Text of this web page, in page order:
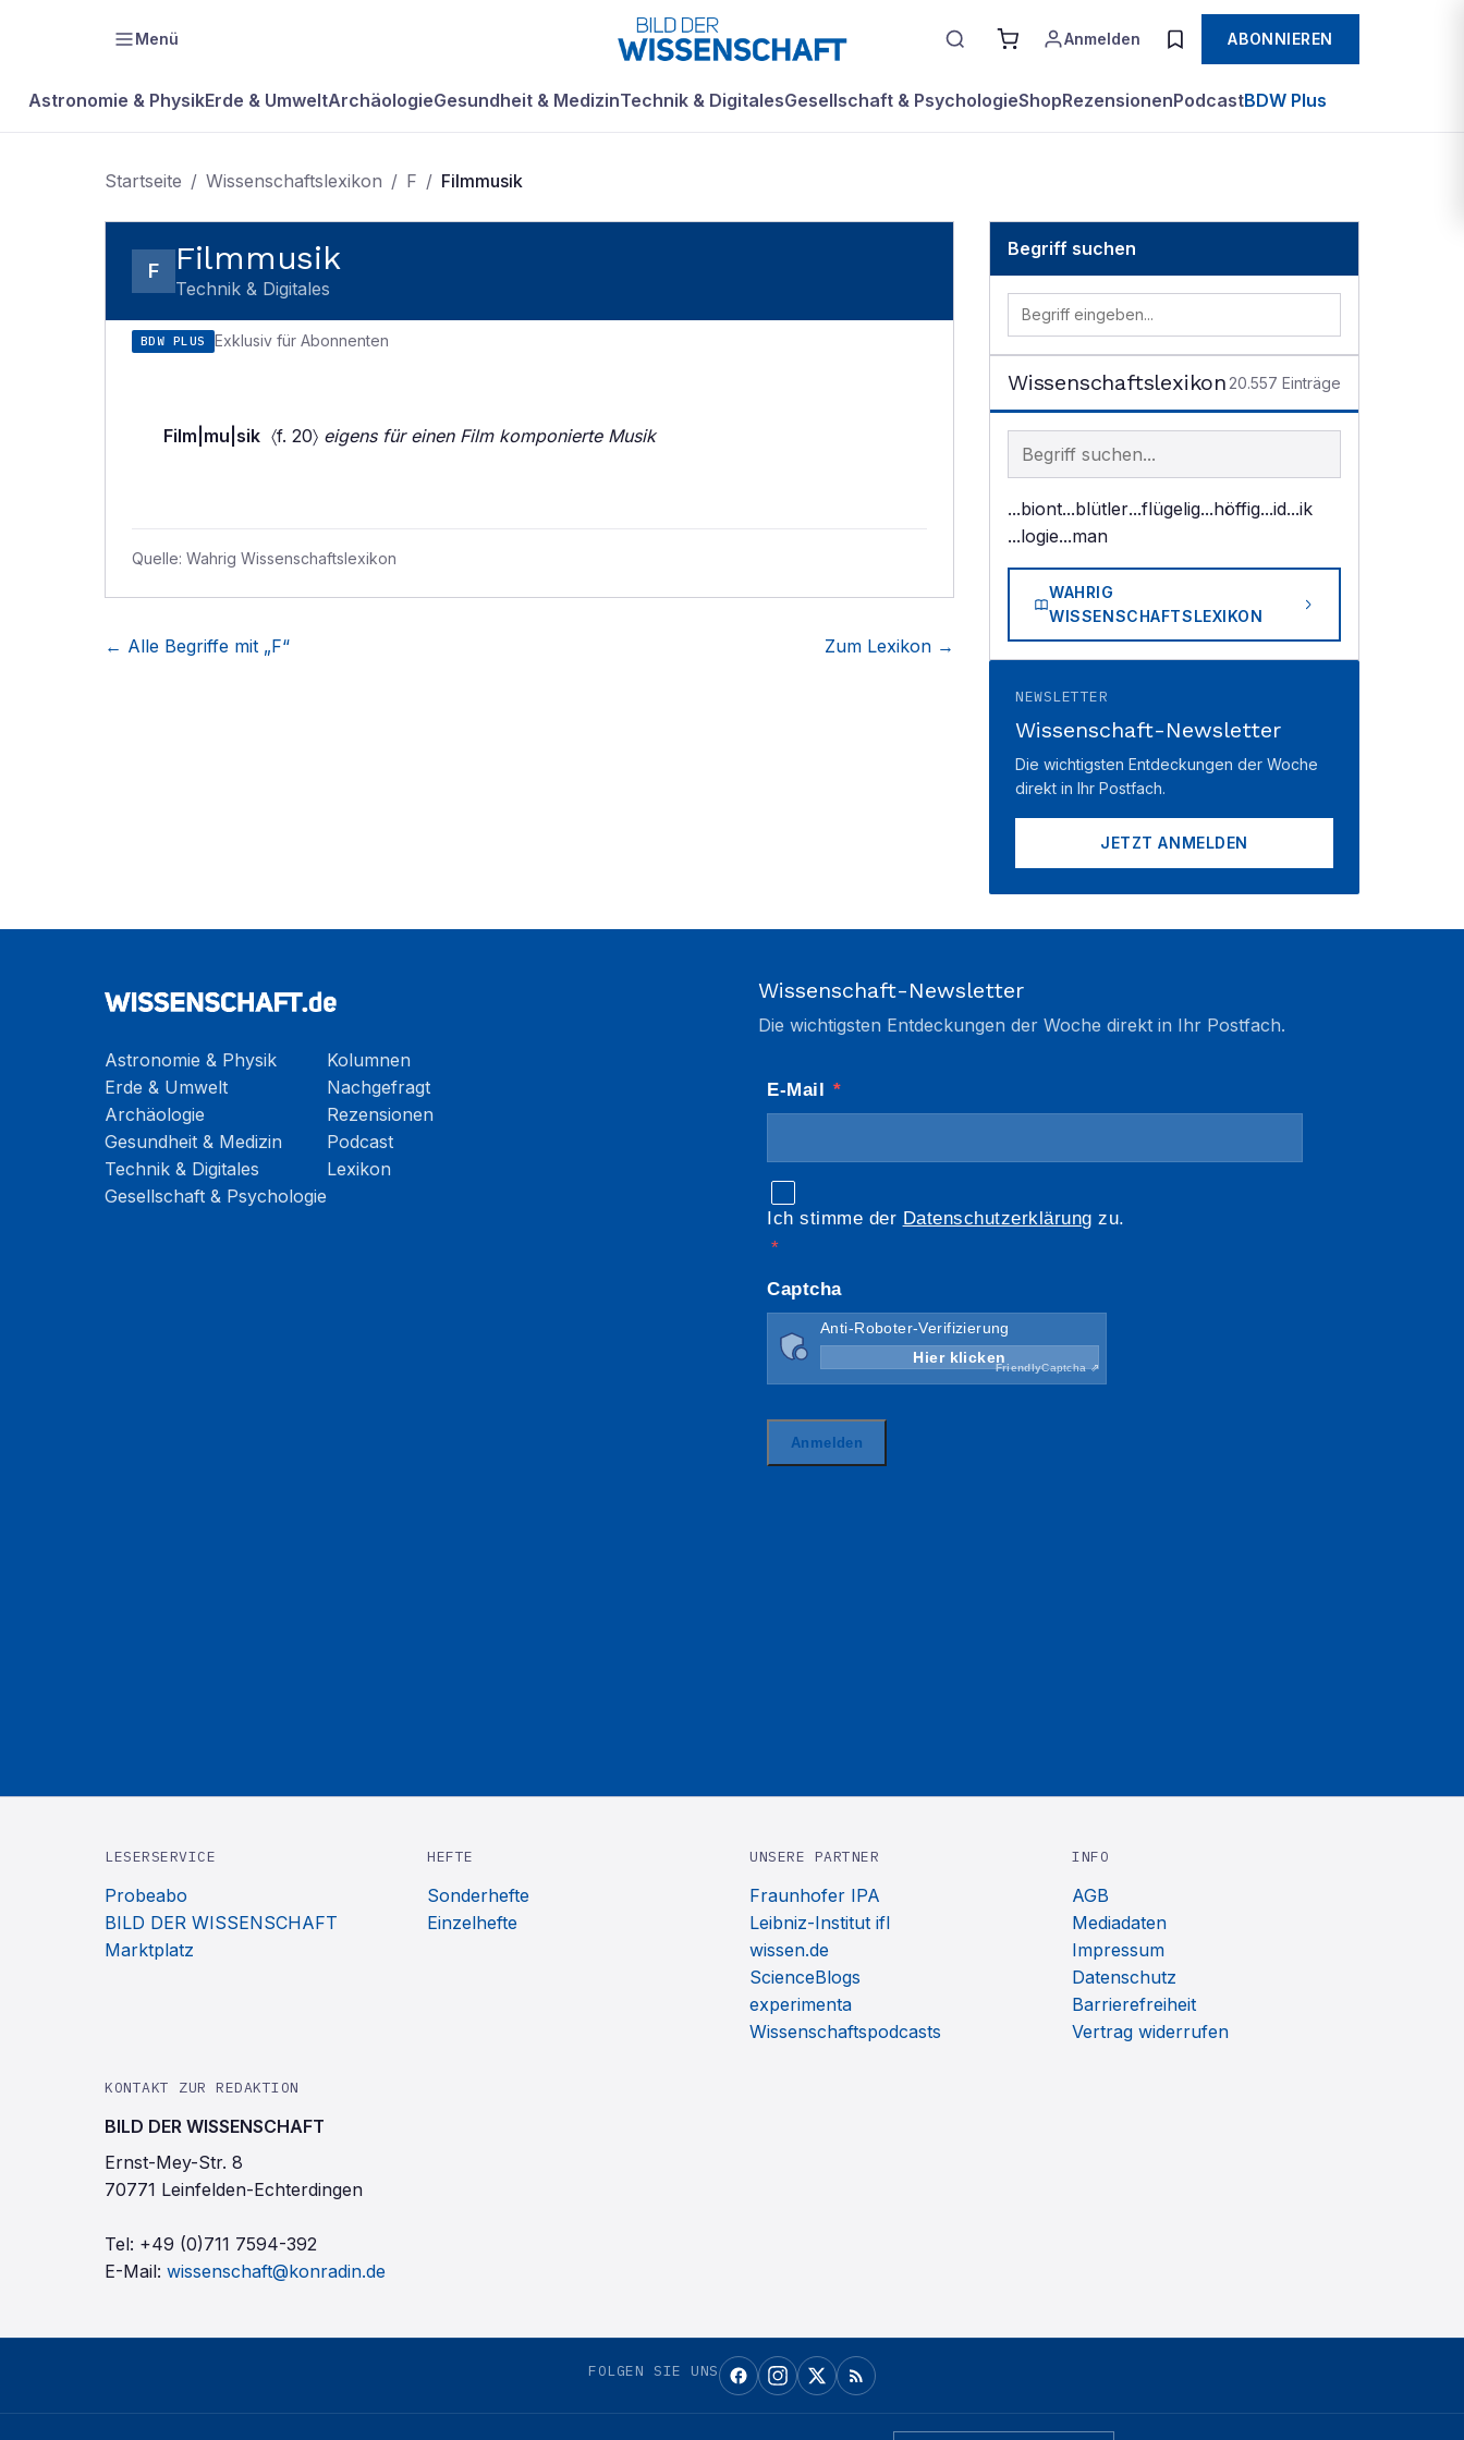
Menü Anmelden ABONNIEREN
Astronomie & PhysikErde & UmweltArchäologieGesundheit & MedizinTechnik & DigitalesGesellschaft & PsychologieShopRezensionenPodcastBDW Plus
Startseite / Wissenschaftslexikon / F / Filmmusik
F Filmmusik
Technik & Digitales
BDW PLUS Exklusiv für Abonnenten
Film|mu|sik 〈f. 20〉 eigens für einen Film komponierte Musik
Quelle: Wahrig Wissenschaftslexikon
← Alle Begriffe mit „F“ Zum Lexikon →
Begriff suchen
Wissenschaftslexikon 20.557 Einträge
Begriff im Lexikon suchen
...biont...blütler...flügelig...höffig...id...ik
...logie...man
WAHRIG
WISSENSCHAFTSLEXIKON
NEWSLETTER
Wissenschaft-Newsletter
Die wichtigsten Entdeckungen der Woche
direkt in Ihr Postfach.
JETZT ANMELDEN
Astronomie & Physik
Erde & Umwelt
Archäologie
Gesundheit & Medizin
Technik & Digitales
Gesellschaft & Psychologie
Kolumnen
Nachgefragt
Rezensionen
Podcast
Lexikon
Wissenschaft-Newsletter
Die wichtigsten Entdeckungen der Woche direkt in Ihr Postfach.
LESERSERVICE
Probeabo
BILD DER WISSENSCHAFT
Marktplatz
HEFTE
Sonderhefte
Einzelhefte
UNSERE PARTNER
Fraunhofer IPA
Leibniz-Institut ifl
wissen.de
ScienceBlogs
experimenta
Wissenschaftspodcasts
INFO
AGB
Mediadaten
Impressum
Datenschutz
Barrierefreiheit
Vertrag widerrufen
KONTAKT ZUR REDAKTION
BILD DER WISSENSCHAFT
Ernst-Mey-Str. 8
70771 Leinfelden-Echterdingen
Tel: +49 (0)711 7594-392
E-Mail: wissenschaft@konradin.de
FOLGEN SIE UNS